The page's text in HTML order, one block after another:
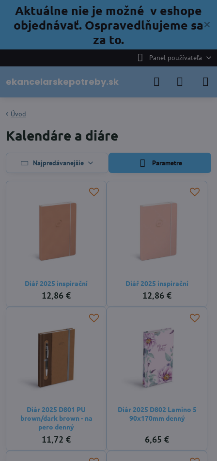
✕
Aktuálne nie je možné v eshope
objednávať. Ospravedlňujeme sa
za to.
Panel používateľa
ekancelarskepotreby.sk
Úvod
Kalendáre a diáre
Najpredávanejšie Parametre
Diář 2025 inspirační
12,86 €
Diář 2025 inspirační
12,86 €
Diár 2025 D801 PU
brown/dark brown - na
pero denný
11,72 €
Diár 2025 D802 Lamino 5
90x170mm denný
6,65 €